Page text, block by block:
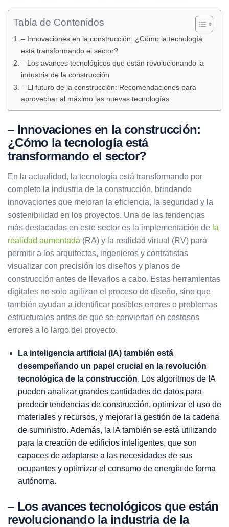
Tabla de Contenidos
– Innovaciones en la construcción: ¿Cómo la tecnología
está transformando el sector?
– Los avances tecnológicos que están revolucionando la
industria de la construcción
– El futuro de la construcción: Recomendaciones para
aprovechar al máximo las nuevas tecnologías
– Innovaciones en la construcción:
¿Cómo la tecnología está
transformando el sector?
En la actualidad, la tecnología está transformando por
completo la industria de la construcción, brindando
innovaciones que mejoran la eficiencia, la seguridad y la
sostenibilidad en los proyectos. Una de las tendencias
más destacadas en este sector es la implementación de la
realidad aumentada (RA) y la realidad virtual (RV) para
permitir a los arquitectos, ingenieros y contratistas
visualizar con precisión los diseños y planos de
construcción antes de llevarlos a cabo. Estas herramientas
digitales no solo agilizan el proceso de diseño, sino que
también ayudan a identificar posibles errores o problemas
estructurales antes de que se conviertan en costosos
errores a lo largo del proyecto.
La inteligencia artificial (IA) también está
desempeñando un papel crucial en la revolución
tecnológica de la construcción. Los algoritmos de IA
pueden analizar grandes cantidades de datos para
predecir tendencias de construcción, optimizar el uso de
materiales y recursos, y mejorar la gestión de la cadena
de suministro. Además, la IA también se está utilizando
para la creación de edificios inteligentes, que son
capaces de adaptarse a las necesidades de sus
ocupantes y optimizar el consumo de energía de forma
autónoma.
– Los avances tecnológicos que están
revolucionando la industria de la